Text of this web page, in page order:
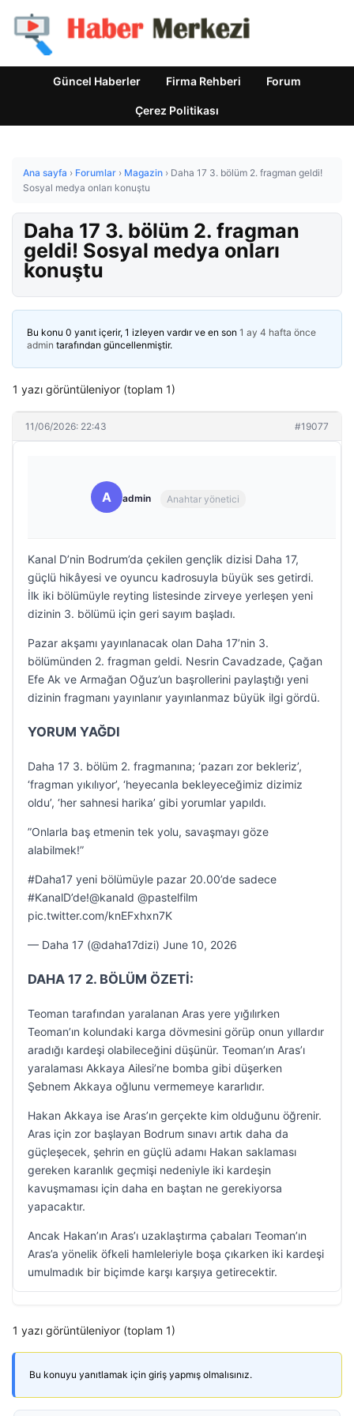
Güncel Haberler Firma Rehberi Forum
Çerez Politikası
Ana sayfa › Forumlar › Magazin › Daha 17 3. bölüm 2. fragman geldi!
Sosyal medya onları konuştu
Daha 17 3. bölüm 2. fragman
geldi! Sosyal medya onları
konuştu
Bu konu 0 yanıt içerir, 1 izleyen vardır ve en son 1 ay 4 hafta önce
admin tarafından güncellenmiştir.
1 yazı görüntüleniyor (toplam 1)
11/06/2026: 22:43 #19077
A admin Anahtar yönetici
Kanal D’nin Bodrum’da çekilen gençlik dizisi Daha 17,
güçlü hikâyesi ve oyuncu kadrosuyla büyük ses getirdi.
İlk iki bölümüyle reyting listesinde zirveye yerleşen yeni
dizinin 3. bölümü için geri sayım başladı.
Pazar akşamı yayınlanacak olan Daha 17’nin 3.
bölümünden 2. fragman geldi. Nesrin Cavadzade, Çağan
Efe Ak ve Armağan Oğuz’un başrollerini paylaştığı yeni
dizinin fragmanı yayınlanır yayınlanmaz büyük ilgi gördü.
YORUM YAĞDI
Daha 17 3. bölüm 2. fragmanına; ‘pazarı zor bekleriz’,
‘fragman yıkılıyor’, ‘heyecanla bekleyeceğimiz dizimiz
oldu’, ‘her sahnesi harika’ gibi yorumlar yapıldı.
”Onlarla baş etmenin tek yolu, savaşmayı göze
alabilmek!”
#Daha17 yeni bölümüyle pazar 20.00’de sadece
#KanalD’de!@kanald @pastelfilm
pic.twitter.com/knEFxhxn7K
— Daha 17 (@daha17dizi) June 10, 2026
DAHA 17 2. BÖLÜM ÖZETİ:
Teoman tarafından yaralanan Aras yere yığılırken
Teoman’ın kolundaki karga dövmesini görüp onun yıllardır
aradığı kardeşi olabileceğini düşünür. Teoman’ın Aras’ı
yaralaması Akkaya Ailesi’ne bomba gibi düşerken
Şebnem Akkaya oğlunu vermemeye kararlıdır.
Hakan Akkaya ise Aras’ın gerçekte kim olduğunu öğrenir.
Aras için zor başlayan Bodrum sınavı artık daha da
güçleşecek, şehrin en güçlü adamı Hakan saklaması
gereken karanlık geçmişi nedeniyle iki kardeşin
kavuşmaması için daha en baştan ne gerekiyorsa
yapacaktır.
Ancak Hakan’ın Aras’ı uzaklaştırma çabaları Teoman’ın
Aras’a yönelik öfkeli hamleleriyle boşa çıkarken iki kardeşi
umulmadık bir biçimde karşı karşıya getirecektir.
1 yazı görüntüleniyor (toplam 1)
Bu konuyu yanıtlamak için giriş yapmış olmalısınız.